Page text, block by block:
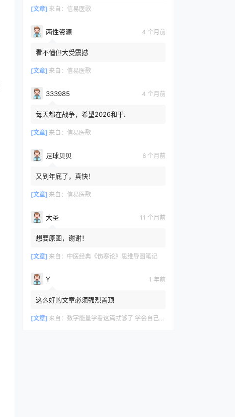
[文章] 来自： 信易医歌
两性资源 4 个月前
看不懂但大受震撼
[文章] 来自： 信易医歌
333985 4 个月前
每天都在战争，希望2026和平.
[文章] 来自： 信易医歌
足球贝贝 8 个月前
又到年底了，真快！
[文章] 来自： 信易医歌
大圣 11 个月前
想要原图，谢谢！
[文章] 来自： 中医经典《伤寒论》思维导图笔记
Y 1 年前
这么好的文章必须强烈置顶
[文章] 来自： 数字能量学看这篇就够了 学会自己选吉利号码